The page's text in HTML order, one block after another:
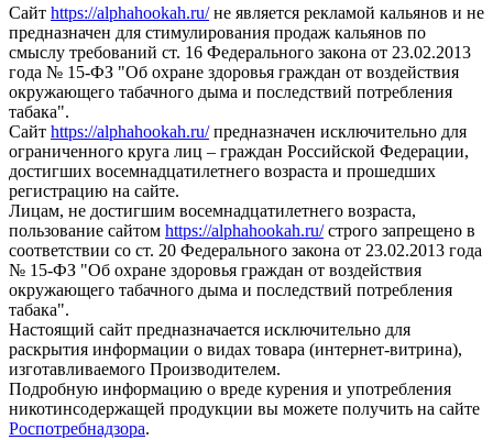
Сайт https://alphahookah.ru/не является рекламой кальянов и не
предназначен для стимулирования продаж кальянов по
смыслу требований ст. 16 Федерального закона от 23.02.2013
года № 15-ФЗ "Об охране здоровья граждан от воздействия
окружающего табачного дыма и последствий потребления
табака".
Сайт https://alphahookah.ru/предназначен исключительно для
ограниченного круга лиц – граждан Российской Федерации,
достигших восемнадцатилетнего возраста и прошедших
регистрацию на сайте.
Лицам, не достигшим восемнадцатилетнего возраста,
пользование сайтом https://alphahookah.ru/строго запрещено в
соответствии со ст. 20 Федерального закона от 23.02.2013 года
№ 15-ФЗ "Об охране здоровья граждан от воздействия
окружающего табачного дыма и последствий потребления
табака".
Настоящий сайт предназначается исключительно для
раскрытия информации о видах товара (интернет-витрина),
изготавливаемого Производителем.
Подробную информацию о вреде курения и употребления
никотинсодержащей продукции вы можете получить на сайте
Роспотребнадзора.